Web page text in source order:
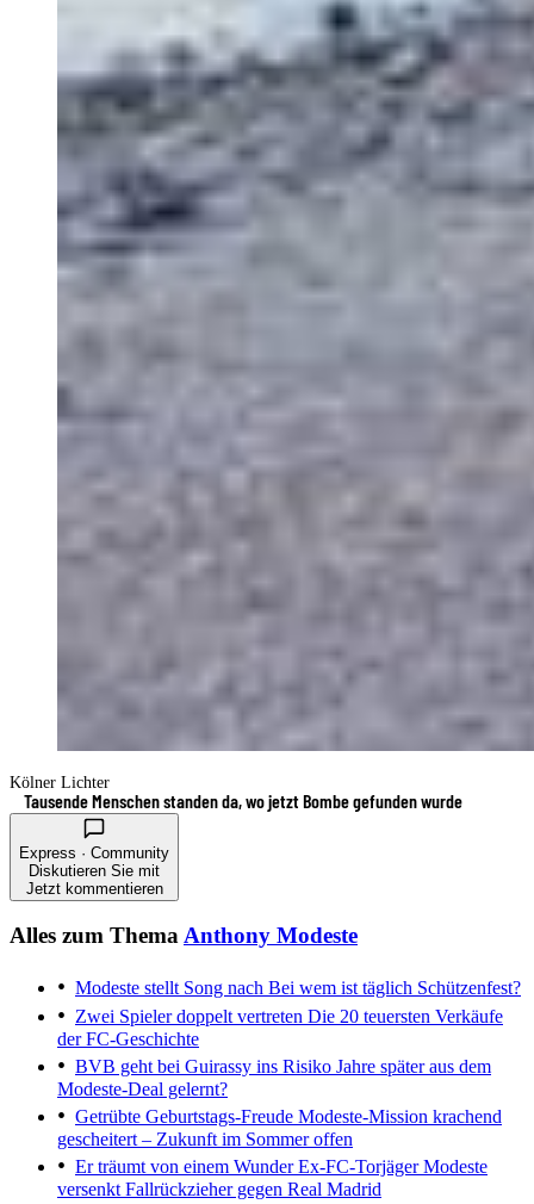
Kölner Lichter
Tausende Menschen standen da, wo jetzt Bombe gefunden wurde
Express · Community
Diskutieren Sie mit
Jetzt kommentieren
Alles zum ThemaAnthony Modeste
Modeste stellt Song nach Bei wem ist täglich Schützenfest?
Zwei Spieler doppelt vertreten Die 20 teuersten Verkäufe
der FC-Geschichte
BVB geht bei Guirassy ins Risiko Jahre später aus dem
Modeste-Deal gelernt?
Getrübte Geburtstags-Freude Modeste-Mission krachend
gescheitert – Zukunft im Sommer offen
Er träumt von einem WunderEx-FC-Torjäger Modeste
versenkt Fallrückzieher gegen Real Madrid